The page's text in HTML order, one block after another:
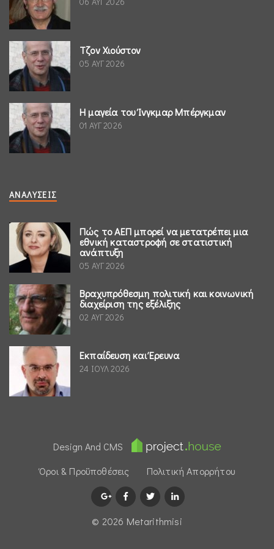
Τζον Χιούστον
05 ΑΥΓ 2026
Η μαγεία του Ίνγκμαρ Μπέργκμαν
01 ΑΥΓ 2026
ΑΝΑΛΎΣΕΙΣ
Πώς το ΑΕΠ μπορεί να μετατρέπει μια
εθνική καταστροφή σε στατιστική
ανάπτυξη
05 ΑΥΓ 2026
Βραχυπρόθεσμη πολιτική και κοινωνική
διαχείριση της εξέλιξης
02 ΑΥΓ 2026
Εκπαίδευση και Έρευνα
24 ΙΟΥΛ 2026
Design And CMS
Όροι & Προϋποθέσεις
Πολιτική Απορρήτου
© 2026 Μetarithmisi